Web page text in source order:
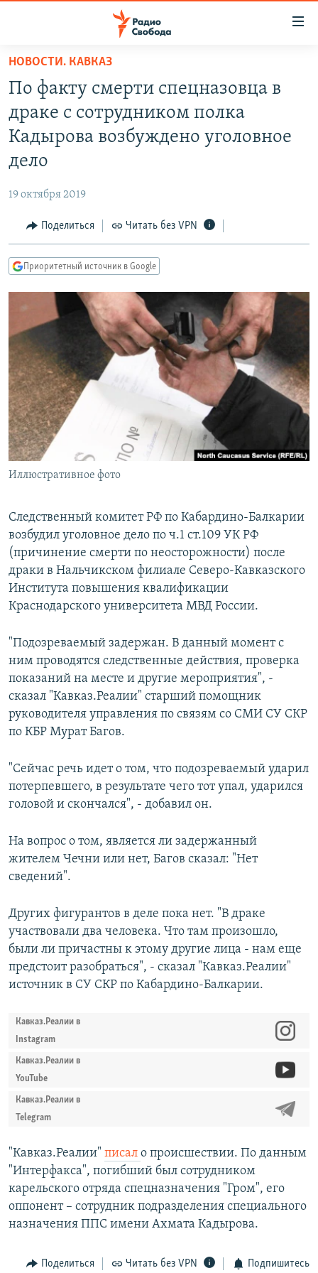
упрощенного
доступа
основному
содержанию
навигации
Вернутся
ПРОГРАММЫ
ПОДКАСТЫ
АВТОРСКИЕ ПРОЕКТЫ
КУЛЬТУРА
IDEL.РЕАЛИИ
КАВКАЗ.РЕАЛИИ
СИБИРЬ.РЕАЛИИ
РАСПИСАНИЕ ВЕЩАНИЯ
ПОДПИШИТЕСЬ НА РАССЫЛКУ
СОЦИАЛЬНЫЕ СЕТИ
НОВОСТИ. КАВКАЗ
По факту смерти спецназовца в
драке с сотрудником полка
Кадырова возбуждено уголовное
дело
19 октября 2019
Поделиться Читать без VPN
Приоритетный источник в Google
Иллюстративное фото
Следственный комитет РФ по Кабардино-Балкарии
возбудил уголовное дело по ч.1 ст.109 УК РФ
(причинение смерти по неосторожности) после
драки в Нальчикском филиале Северо-Кавказского
Института повышения квалификации
Краснодарского университета МВД России.
"Подозреваемый задержан. В данный момент с
ним проводятся следственные действия, проверка
показаний на месте и другие мероприятия", -
сказал "Кавказ.Реалии" старший помощник
руководителя управления по связям со СМИ СУ СКР
по КБР Мурат Багов.
"Сейчас речь идет о том, что подозреваемый ударил
потерпевшего, в результате чего тот упал, ударился
головой и скончался", - добавил он.
На вопрос о том, является ли задержанный
жителем Чечни или нет, Багов сказал: "Нет
сведений".
Других фигурантов в деле пока нет. "В драке
участвовали два человека. Что там произошло,
были ли причастны к этому другие лица - нам еще
предстоит разобраться", - сказал "Кавказ.Реалии"
источник в СУ СКР по Кабардино-Балкарии.
Кавказ.Реалии в
Instagram
Кавказ.Реалии в
YouTube
Кавказ.Реалии в
Telegram
"Кавказ.Реалии" писал о происшествии. По данным
"Интерфакса", погибший был сотрудником
карельского отряда спецназначения "Гром", его
оппонент – сотрудник подразделения специального
назначения ППС имени Ахмата Кадырова.
Поделиться Читать без VPN Подпишитесь